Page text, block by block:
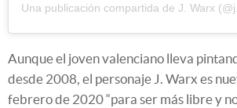
Una publicación compartida de J. Warx
Aunque el joven valenciano lleva
desde 2008, el personaje J. Warx es
febrero de 2020 “para ser más libre y